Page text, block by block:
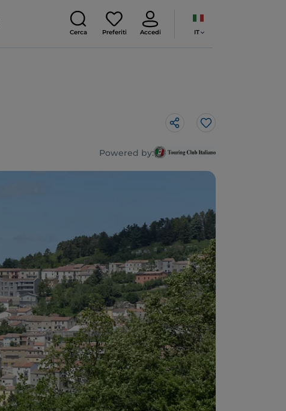
Cerca Preferiti Accedi IT
Like
Powered by: